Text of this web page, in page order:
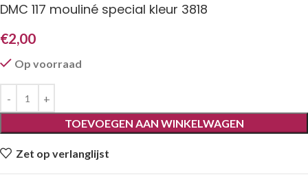
DMC 117 mouliné special kleur 3818
€2,00
Op voorraad
TOEVOEGEN AAN WINKELWAGEN
Zet op verlanglijst